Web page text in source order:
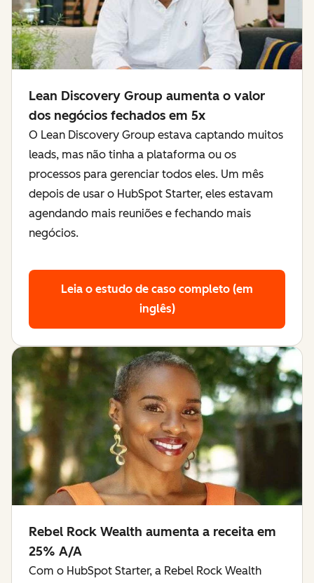
Lean Discovery Group aumenta o valor
dos negócios fechados em 5x
O Lean Discovery Group estava captando muitos
leads, mas não tinha a plataforma ou os
processos para gerenciar todos eles. Um mês
depois de usar o HubSpot Starter, eles estavam
agendando mais reuniões e fechando mais
negócios.
Leia o estudo de caso completo (em
inglês)
Rebel Rock Wealth aumenta a receita em
25% A/A
Com o HubSpot Starter, a Rebel Rock Wealth